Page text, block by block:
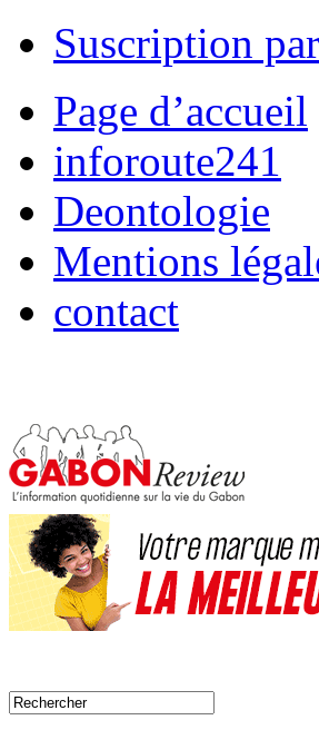
Suscription
Page d’accueil
inforoute241
Deontologie
Mentions
contact